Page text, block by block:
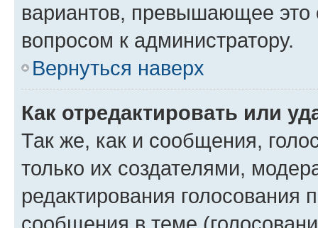
вариантов, превышающее это
вопросом к администратору.
Вернуться наверх
Как отредактировать или
Так же, как и сообщения,
только их создателями,
редактирования голосования